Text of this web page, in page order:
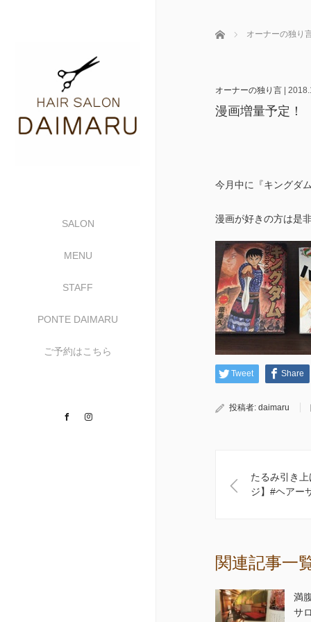
SALON
MENU
STAFF
PONTE DAIMARU
ご予約はこちら
Facebook
ホーム オーナーの独り
オーナーの独り言|
漫画増量予定！
今月中に『キングダ
漫画が好きの方は是
Tweet Share
投稿者: daimaru
たるみ引き
ジ】#ヘアー
関連記事一
満
サ